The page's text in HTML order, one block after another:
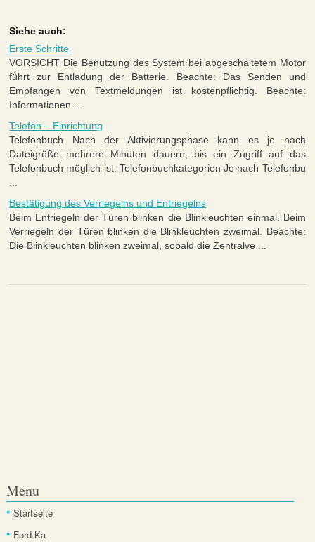
Siehe auch:
Erste Schritte
VORSICHT Die Benutzung des System bei abgeschaltetem Motor
führt zur Entladung der Batterie. Beachte: Das Senden und
Empfangen von Textmeldungen ist kostenpflichtig. Beachte:
Informationen ...
Telefon – Einrichtung
Telefonbuch Nach der Aktivierungsphase kann es je nach
Dateigröße mehrere Minuten dauern, bis ein Zugriff auf das
Telefonbuch möglich ist. Telefonbuchkategorien Je nach Telefonbu
...
Bestätigung des Verriegelns und Entriegelns
Beim Entriegeln der Türen blinken die Blinkleuchten einmal. Beim
Verriegeln der Türen blinken die Blinkleuchten zweimal. Beachte:
Die Blinkleuchten blinken zweimal, sobald die Zentralve ...
Menu
Startseite
Ford Ka